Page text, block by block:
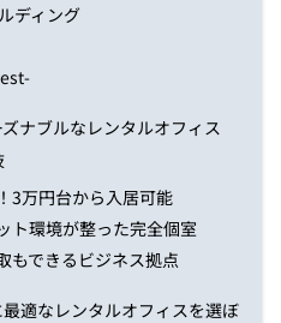
ディング
ナブルなレンタルオフィス
3万円台から入居可能
ト環境が整った完全個室
もできるビジネス拠点
適なレンタルオフィスを選ぼ